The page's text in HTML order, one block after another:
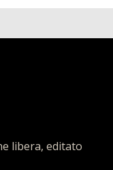
libera, editato